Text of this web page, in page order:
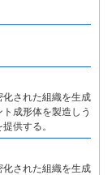
化された組織を生成
成形体を製造しう
供する。
化された組織を生成